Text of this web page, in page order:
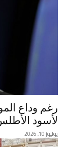
رغم وداع
لأسود
يوليوز 10, 2026